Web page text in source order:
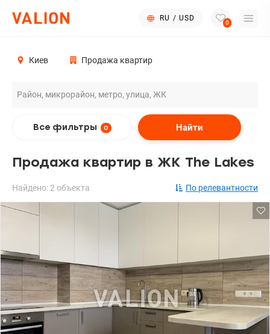
RU / USD
0
Киев Продажа квартир
Все фильтры 0 Найти
Продажа квартир в ЖК The Lakes
Найдено: 2 объекта По релевантности